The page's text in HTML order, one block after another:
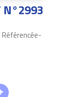
N°2993
Référencée-